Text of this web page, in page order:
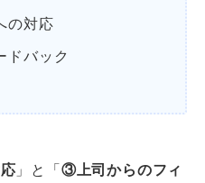
の対応
ドバック
」と「 ③上司からのフィ